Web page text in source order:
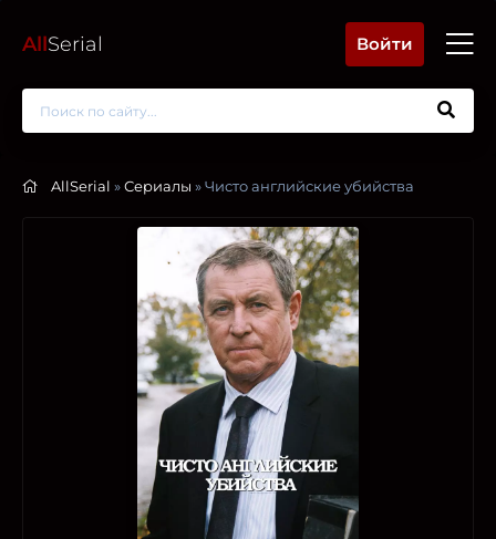
AllSerial Войти
AllSerial »Сериалы » Чисто английские убийства